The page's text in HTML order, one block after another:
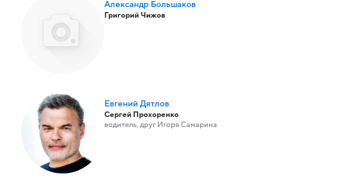
Александр Большаков
Григорий Чижов
Евгений Дятлов
Сергей Прохоренко
водитель, друг Игоря Самарина